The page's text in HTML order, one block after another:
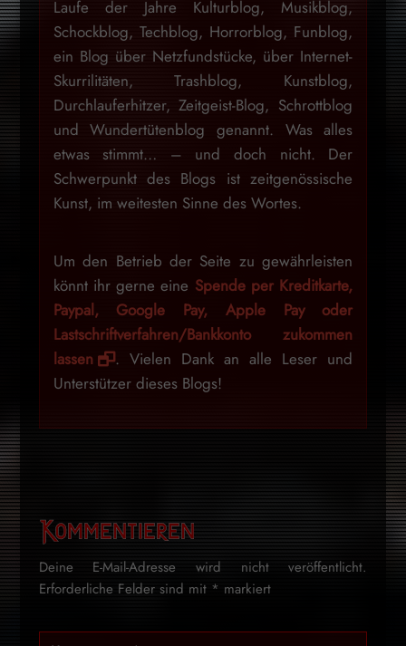
Laufe der Jahre Kulturblog, Musikblog,
Schockblog, Techblog, Horrorblog, Funblog,
ein Blog über Netzfundstücke, über Internet-
Skurrilitäten, Trashblog, Kunstblog,
Durchlauferhitzer, Zeitgeist-Blog, Schrottblog
und Wundertütenblog genannt. Was alles
etwas stimmt… – und doch nicht. Der
Schwerpunkt des Blogs ist zeitgenössische
Kunst, im weitesten Sinne des Wortes.
Um den Betrieb der Seite zu gewährleisten
könnt ihr gerne eine Spende per Kreditkarte,
Paypal, Google Pay, Apple Pay oder
Lastschriftverfahren/Bankkonto zukommen
lassen
. Vielen Dank an alle Leser und
Unterstützer dieses Blogs!
Kommentieren
Deine E-Mail-Adresse wird nicht veröffentlicht.
Erforderliche Felder sind mit * markiert